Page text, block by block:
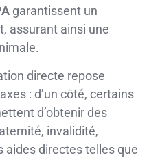
garantissent un
assurant ainsi une
directe repose
: d’un côté, certains
d’obtenir des
invalidité,
aides directes telles que